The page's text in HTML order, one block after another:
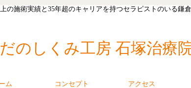
の施術実績と35年超のキャリアを持つセラピストのいる
のしくみ工房 石塚治療
ム コンセプト アクセス